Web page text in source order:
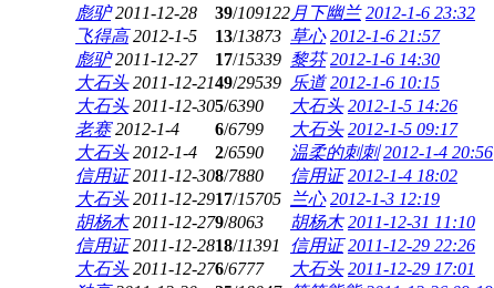
彪驴 2011-12-28 39/109122月下幽兰 2012-1-6 23:32
飞得高 2012-1-5 13/13873 草心 2012-1-6 21:57
彪驴 2011-12-27 17/15339 黎芬 2012-1-6 14:30
大石头 2011-12-2149/29539 乐道 2012-1-6 10:15
大石头 2011-12-305/6390 大石头 2012-1-5 14:26
老赛 2012-1-4 6/6799 大石头 2012-1-5 09:17
大石头 2012-1-4 2/6590 温柔的刺刺 2012-1-4 20:56
信用证 2011-12-308/7880 信用证 2012-1-4 18:02
大石头 2011-12-2917/15705 兰心 2012-1-3 12:19
胡杨木 2011-12-279/8063 胡杨木 2011-12-31 11:10
信用证 2011-12-2818/11391 信用证 2011-12-29 22:26
大石头 2011-12-276/6777 大石头 2011-12-29 17:01